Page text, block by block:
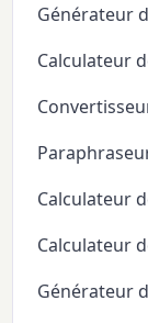
Générateur
Calculateur
Calculateur
Calculateur
Générateur